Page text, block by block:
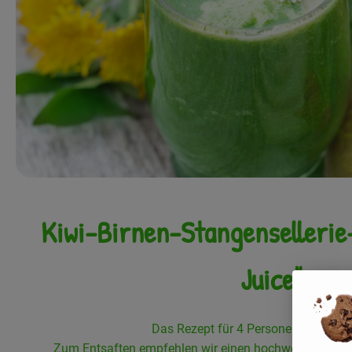
Kiwi-Birnen-
Juice"
Das Rezept für 4 Personen ergibt
Zum Entsaften empfehlen wir einen hochwertigen